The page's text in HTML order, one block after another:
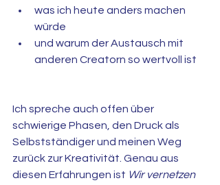
was ich heute anders machen
würde
und warum der Austausch mit
anderen Creatorn so wertvoll ist
Ich spreche auch offen über
schwierige Phasen, den Druck als
Selbstständiger und meinen Weg
zurück zur Kreativität. Genau aus
diesen Erfahrungen ist Wir vernetzen